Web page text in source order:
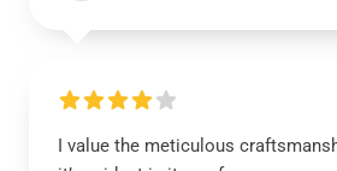
I value the meticulous